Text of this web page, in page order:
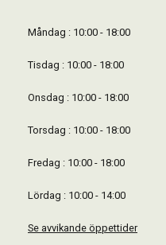
Måndag : 10:00 - 18:00
Tisdag : 10:00 - 18:00
Onsdag : 10:00 - 18:00
Torsdag : 10:00 - 18:00
Fredag : 10:00 - 18:00
Lördag : 10:00 - 14:00
Se avvikande öppettider